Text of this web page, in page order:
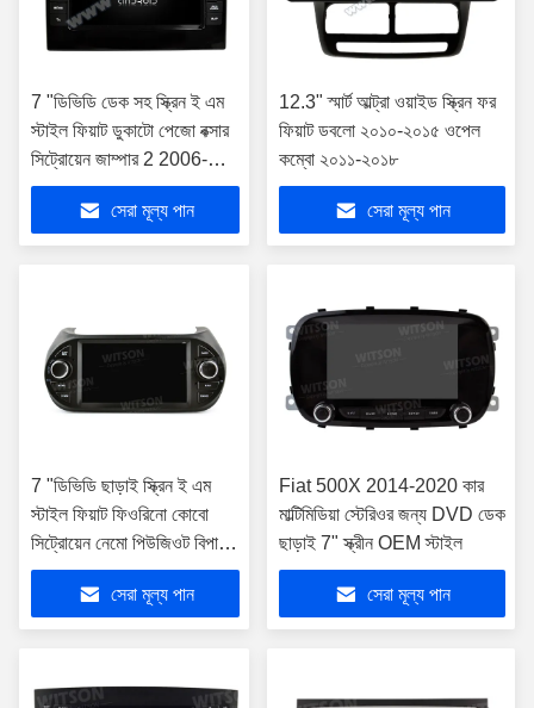
7 "ডিভিডি ডেক সহ স্ক্রিন ই এম
স্টাইল ফিয়াট ডুকাটো পেজো বক্সার
সিট্রোয়েন জাম্পার 2 2006-
2016 এর জন্য
সেরা মূল্য পান
12.3" স্মার্ট আল্ট্রা ওয়াইড স্ক্রিন ফর
ফিয়াট ডবলো ২০১০-২০১৫ ওপেল
কম্বো ২০১১-২০১৮
সেরা মূল্য পান
7 "ডিভিডি ছাড়াই স্ক্রিন ই এম
স্টাইল ফিয়াট ফিওরিনো কোবো
সিট্রোয়েন নেমো পিউজিওট বিপার
2008-2017 এর জন্য
সেরা মূল্য পান
Fiat 500X 2014-2020 কার
মাল্টিমিডিয়া স্টেরিওর জন্য DVD ডেক
ছাড়াই 7" স্ক্রীন OEM স্টাইল
সেরা মূল্য পান